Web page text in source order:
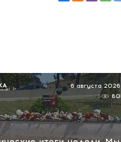
6 августа 2026
80